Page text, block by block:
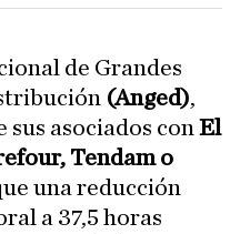
de Grandes
(Anged),
sus asociados conEl
Tendam o
una reducción
a 37,5 horas